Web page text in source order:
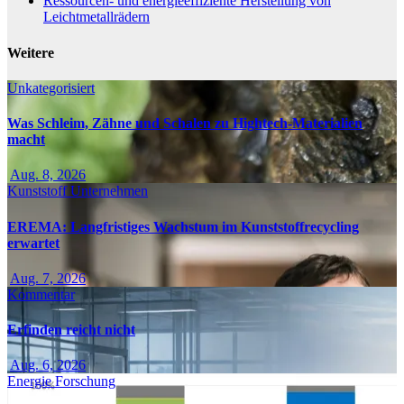
Leichtmetallrädern
Weitere
Unkategorisiert
Was Schleim, Zähne und Schalen zu Hightech-Materialien
macht
Aug. 8, 2026
KunststoffUnternehmen
EREMA: Langfristiges Wachstum im Kunststoffrecycling
erwartet
Aug. 7, 2026
Kommentar
Erfinden reicht nicht
Aug. 6, 2026
EnergieForschung